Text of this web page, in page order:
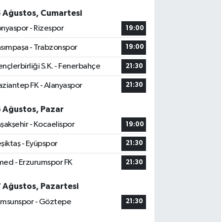
Ağustos, Cumartesi
- Rizespor
19:00
- Trabzonspor 19:00
S.K. - Fenerbahçe 21:30
FK - Alanyaspor 21:30
Ağustos, Pazar
- Kocaelispor
19:00
- Eyüpspor 21:30
- Erzurumspor FK 21:30
Ağustos, Pazartesi
- Göztepe
21:30